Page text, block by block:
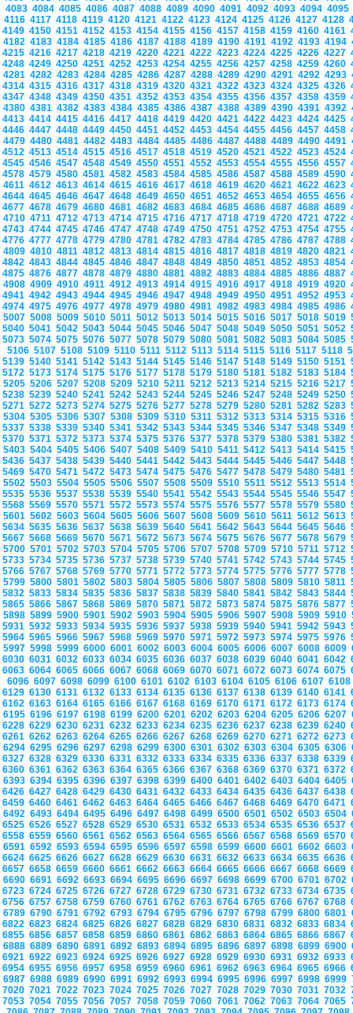
4083 4084 4085 4086 4087 4088 4089 4090 4091 4092 4093 4094 4095
4116 4117 4118 4119 4120 4121 4122 4123 4124 4125 4126 4127 4128
4149 4150 4151 4152 4153 4154 4155 4156 4157 4158 4159 4160 4161
4182 4183 4184 4185 4186 4187 4188 4189 4190 4191 4192 4193 4194
4215 4216 4217 4218 4219 4220 4221 4222 4223 4224 4225 4226 4227
4248 4249 4250 4251 4252 4253 4254 4255 4256 4257 4258 4259 4260
4281 4282 4283 4284 4285 4286 4287 4288 4289 4290 4291 4292 4293
4314 4315 4316 4317 4318 4319 4320 4321 4322 4323 4324 4325 4326
4347 4348 4349 4350 4351 4352 4353 4354 4355 4356 4357 4358 4359
4380 4381 4382 4383 4384 4385 4386 4387 4388 4389 4390 4391 4392
4413 4414 4415 4416 4417 4418 4419 4420 4421 4422 4423 4424 4425
4446 4447 4448 4449 4450 4451 4452 4453 4454 4455 4456 4457 4458
4479 4480 4481 4482 4483 4484 4485 4486 4487 4488 4489 4490 4491
4512 4513 4514 4515 4516 4517 4518 4519 4520 4521 4522 4523 4524
4545 4546 4547 4548 4549 4550 4551 4552 4553 4554 4555 4556 4557
4578 4579 4580 4581 4582 4583 4584 4585 4586 4587 4588 4589 4590
4611 4612 4613 4614 4615 4616 4617 4618 4619 4620 4621 4622 4623
4644 4645 4646 4647 4648 4649 4650 4651 4652 4653 4654 4655 4656
4677 4678 4679 4680 4681 4682 4683 4684 4685 4686 4687 4688 4689
4710 4711 4712 4713 4714 4715 4716 4717 4718 4719 4720 4721 4722
4743 4744 4745 4746 4747 4748 4749 4750 4751 4752 4753 4754 4755
4776 4777 4778 4779 4780 4781 4782 4783 4784 4785 4786 4787 4788
4809 4810 4811 4812 4813 4814 4815 4816 4817 4818 4819 4820 4821
4842 4843 4844 4845 4846 4847 4848 4849 4850 4851 4852 4853 4854
4875 4876 4877 4878 4879 4880 4881 4882 4883 4884 4885 4886 4887
4908 4909 4910 4911 4912 4913 4914 4915 4916 4917 4918 4919 4920
4941 4942 4943 4944 4945 4946 4947 4948 4949 4950 4951 4952 4953
4974 4975 4976 4977 4978 4979 4980 4981 4982 4983 4984 4985 4986
5007 5008 5009 5010 5011 5012 5013 5014 5015 5016 5017 5018 5019
5040 5041 5042 5043 5044 5045 5046 5047 5048 5049 5050 5051 5052
5073 5074 5075 5076 5077 5078 5079 5080 5081 5082 5083 5084 5085
5106 5107 5108 5109 5110 5111 5112 5113 5114 5115 5116 5117 5118
5139 5140 5141 5142 5143 5144 5145 5146 5147 5148 5149 5150 5151
5172 5173 5174 5175 5176 5177 5178 5179 5180 5181 5182 5183 5184
5205 5206 5207 5208 5209 5210 5211 5212 5213 5214 5215 5216 5217
5238 5239 5240 5241 5242 5243 5244 5245 5246 5247 5248 5249 5250
5271 5272 5273 5274 5275 5276 5277 5278 5279 5280 5281 5282 5283
5304 5305 5306 5307 5308 5309 5310 5311 5312 5313 5314 5315 5316
5337 5338 5339 5340 5341 5342 5343 5344 5345 5346 5347 5348 5349
5370 5371 5372 5373 5374 5375 5376 5377 5378 5379 5380 5381 5382
5403 5404 5405 5406 5407 5408 5409 5410 5411 5412 5413 5414 5415
5436 5437 5438 5439 5440 5441 5442 5443 5444 5445 5446 5447 5448
5469 5470 5471 5472 5473 5474 5475 5476 5477 5478 5479 5480 5481
5502 5503 5504 5505 5506 5507 5508 5509 5510 5511 5512 5513 5514
5535 5536 5537 5538 5539 5540 5541 5542 5543 5544 5545 5546 5547
5568 5569 5570 5571 5572 5573 5574 5575 5576 5577 5578 5579 5580
5601 5602 5603 5604 5605 5606 5607 5608 5609 5610 5611 5612 5613
5634 5635 5636 5637 5638 5639 5640 5641 5642 5643 5644 5645 5646
5667 5668 5669 5670 5671 5672 5673 5674 5675 5676 5677 5678 5679
5700 5701 5702 5703 5704 5705 5706 5707 5708 5709 5710 5711 5712
5733 5734 5735 5736 5737 5738 5739 5740 5741 5742 5743 5744 5745
5766 5767 5768 5769 5770 5771 5772 5773 5774 5775 5776 5777 5778
5799 5800 5801 5802 5803 5804 5805 5806 5807 5808 5809 5810 5811
5832 5833 5834 5835 5836 5837 5838 5839 5840 5841 5842 5843 5844
5865 5866 5867 5868 5869 5870 5871 5872 5873 5874 5875 5876 5877
5898 5899 5900 5901 5902 5903 5904 5905 5906 5907 5908 5909 5910
5931 5932 5933 5934 5935 5936 5937 5938 5939 5940 5941 5942 5943
5964 5965 5966 5967 5968 5969 5970 5971 5972 5973 5974 5975 5976
5997 5998 5999 6000 6001 6002 6003 6004 6005 6006 6007 6008 6009
6030 6031 6032 6033 6034 6035 6036 6037 6038 6039 6040 6041 6042
6063 6064 6065 6066 6067 6068 6069 6070 6071 6072 6073 6074 6075
6096 6097 6098 6099 6100 6101 6102 6103 6104 6105 6106 6107
6129 6130 6131 6132 6133 6134 6135 6136 6137 6138 6139 6140 6141
6162 6163 6164 6165 6166 6167 6168 6169 6170 6171 6172 6173 6174
6195 6196 6197 6198 6199 6200 6201 6202 6203 6204 6205 6206 6207
6228 6229 6230 6231 6232 6233 6234 6235 6236 6237 6238 6239 6240
6261 6262 6263 6264 6265 6266 6267 6268 6269 6270 6271 6272 6273
6294 6295 6296 6297 6298 6299 6300 6301 6302 6303 6304 6305 6306
6327 6328 6329 6330 6331 6332 6333 6334 6335 6336 6337 6338 6339
6360 6361 6362 6363 6364 6365 6366 6367 6368 6369 6370 6371 6372
6393 6394 6395 6396 6397 6398 6399 6400 6401 6402 6403 6404 6405
6426 6427 6428 6429 6430 6431 6432 6433 6434 6435 6436 6437 6438
6459 6460 6461 6462 6463 6464 6465 6466 6467 6468 6469 6470 6471
6492 6493 6494 6495 6496 6497 6498 6499 6500 6501 6502 6503 6504
6525 6526 6527 6528 6529 6530 6531 6532 6533 6534 6535 6536 6537
6558 6559 6560 6561 6562 6563 6564 6565 6566 6567 6568 6569 6570
6591 6592 6593 6594 6595 6596 6597 6598 6599 6600 6601 6602 6603
6624 6625 6626 6627 6628 6629 6630 6631 6632 6633 6634 6635 6636
6657 6658 6659 6660 6661 6662 6663 6664 6665 6666 6667 6668 6669
6690 6691 6692 6693 6694 6695 6696 6697 6698 6699 6700 6701 6702
6723 6724 6725 6726 6727 6728 6729 6730 6731 6732 6733 6734 6735
6756 6757 6758 6759 6760 6761 6762 6763 6764 6765 6766 6767 6768
6789 6790 6791 6792 6793 6794 6795 6796 6797 6798 6799 6800 6801
6822 6823 6824 6825 6826 6827 6828 6829 6830 6831 6832 6833 6834
6855 6856 6857 6858 6859 6860 6861 6862 6863 6864 6865 6866 6867
6888 6889 6890 6891 6892 6893 6894 6895 6896 6897 6898 6899 6900
6921 6922 6923 6924 6925 6926 6927 6928 6929 6930 6931 6932 6933
6954 6955 6956 6957 6958 6959 6960 6961 6962 6963 6964 6965 6966
6987 6988 6989 6990 6991 6992 6993 6994 6995 6996 6997 6998 6999
7020 7021 7022 7023 7024 7025 7026 7027 7028 7029 7030 7031 7032
7053 7054 7055 7056 7057 7058 7059 7060 7061 7062 7063 7064 7065